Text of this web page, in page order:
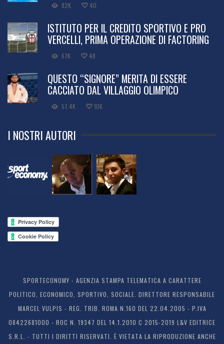
82K 40
ISTITUTO PER IL CREDITO SPORTIVO E PRO
VERCELLI, PRIMA OPERAZIONE DI FACTORING
67K 48
QUESTO “SIGNORE” MERITA DI ESSERE
CACCIATO DAL VILLAGGIO OLIMPICO
57.4K 106
I NOSTRI AUTORI
SPORTECONOMY - AGENZIA STAMPA TELEMATICA A CARATTERE
POLITICO, ECONOMICO, SPORTIVO, SOCIALE. DIRETTORE RESPONSABILE
MARCEL VULPIS - REG. TRIB. ROMA N.160 DEL 22.04.2005 - P.IVA
08422681000 - ROC N. 19347 DEL 14.1.2010 C 2015-2019 L&V EDITRICE
S.R.L. - TUTTI I DIRITTI RISERVATI. È VIETATA LA RIPRODUZIONE ANCHE